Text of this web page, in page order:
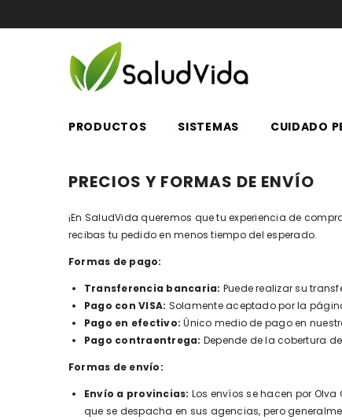
PRODUCTOS SISTEMAS CUIDADO
PRECIOS Y FORMAS DE ENVÍO
¡En SaludVida queremos que tu experiencia de
recibas tu pedido en menos tiempo del esperado.
Formas de pago:
Transferencia bancaria: Puede realizar su
Pago con VISA: Solamente aceptado por la
Pago en efectivo: Único medio de pago en
Pago contraentrega: Depende de la cobertura
Formas de envío:
Envío a provincias: Los envíos se hacen por
que se despacha en sus agencias, pero